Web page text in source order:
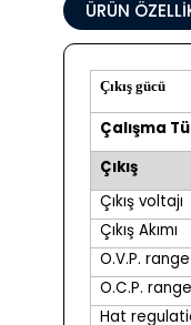
ÜRÜN
Çıkış gücü
Çalışma
Çıkış
Çıkış voltajı
Çıkış Akımı
O.V.P. range
O.C.P. range
Hat